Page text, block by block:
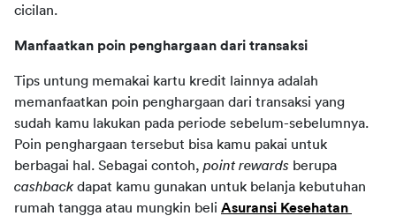
cicilan.
Manfaatkan poin penghargaan dari transaksi
Tips untung memakai kartu kredit lainnya adalah
memanfaatkan poin penghargaan dari transaksi yang
sudah kamu lakukan pada periode sebelum-sebelumnya.
Poin penghargaan tersebut bisa kamu pakai untuk
berbagai hal. Sebagai contoh, point rewards
cashback dapat kamu gunakan untuk belanja kebutuhan
rumah tangga atau mungkin beli Asuransi Kesehatan